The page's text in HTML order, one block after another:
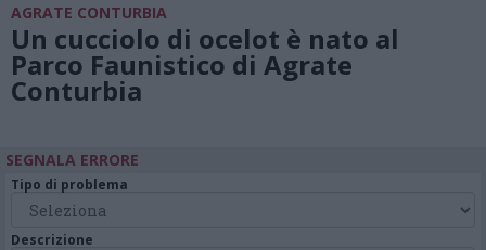
AGRATE CONTURBIA
Un cucciolo di ocelot è nato al
Parco Faunistico di Agrate
Conturbia
SEGNALA ERRORE
Tipo di problema
Descrizione